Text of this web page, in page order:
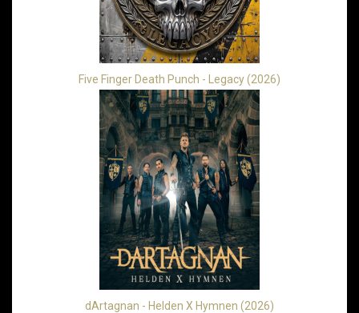
Five Finger Death Punch - Legacy (2026)
dArtagnan - Helden X Hymnen (2026)